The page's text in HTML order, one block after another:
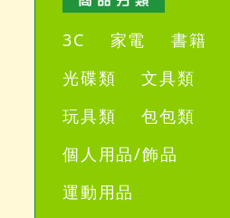
3C 家電
書籍
光碟類
文具類
玩具類
包包類
個人用品/飾品
運動用品